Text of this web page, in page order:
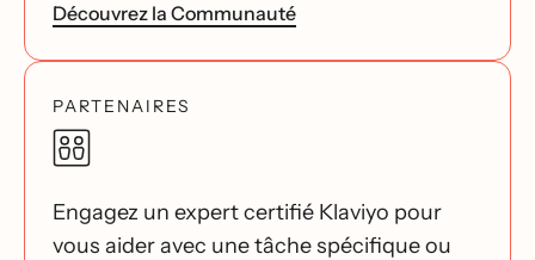
Découvrez la Communauté
PARTENAIRES
Engagez un expert certifié Klaviyo pour
vous aider avec une tâche spécifique ou